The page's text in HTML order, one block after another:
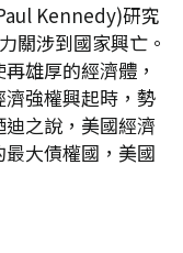
Kennedy)研究
關涉到國家興亡。
雄厚的經濟體，
強權興起時，勢
之說，美國經濟
大債權國，美國